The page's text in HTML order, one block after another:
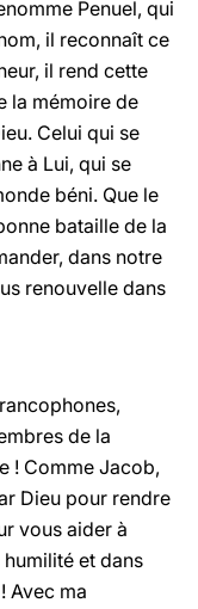
Penuel, qui
il reconnaît ce
il rend cette
la mémoire de
Celui qui se
à Lui, qui se
béni. Que le
bataille de la
dans notre
renouvelle dans
de la
! Comme Jacob,
Dieu pour rendre
vous aider à
et dans
Avec ma